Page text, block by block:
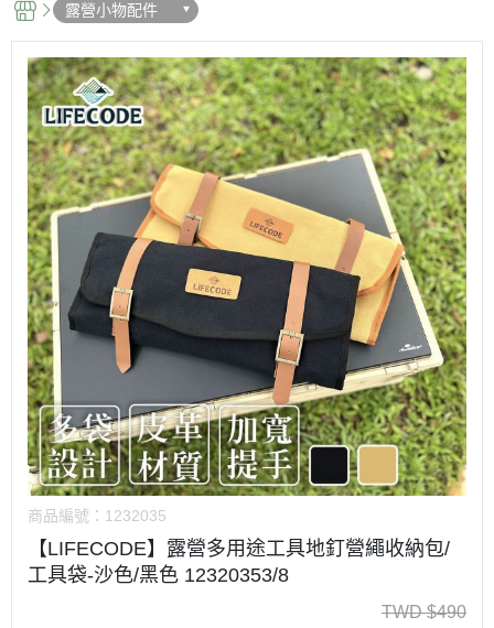
露營小物配件
商品編號： 1232035
【LIFECODE】露營多用途工具地釘營繩收納包/
工具袋-沙色/黑色 12320353/8
TWD $490